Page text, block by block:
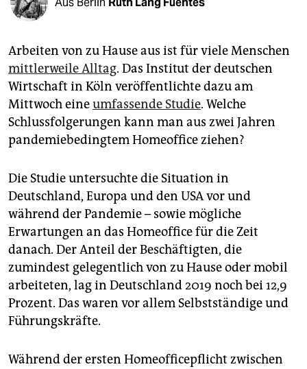
shop
unterstützen
abo
genossenschaft
epaper login
Arbeiten von zu Hause aus ist für viele Menschen
mittlerweile Alltag. Das Institut der deutschen
Wirtschaft in Köln veröffentlichte dazu am
Mittwoch eineumfassende Studie. Welche
Schlussfolgerungen kann man aus zwei Jahren
pandemiebedingtem Homeoffice ziehen?
Die Studie untersuchte die Situation in
Deutschland, Europa und den USA vor und
während der Pandemie – sowie mögliche
Erwartungen an das Homeoffice für die Zeit
danach. Der Anteil der Beschäftigten, die
zumindest gelegentlich von zu Hause oder mobil
arbeiteten, lag in Deutschland 2019 noch bei 12,9
Prozent. Das waren vor allem Selbstständige und
Führungskräfte.
Während der ersten Homeofficepflicht zwischen